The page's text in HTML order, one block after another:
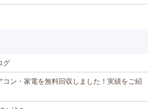
グ
コン・家電を無料回収しました！実績をご紹